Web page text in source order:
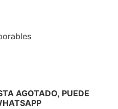
AGOTADO, PUEDE